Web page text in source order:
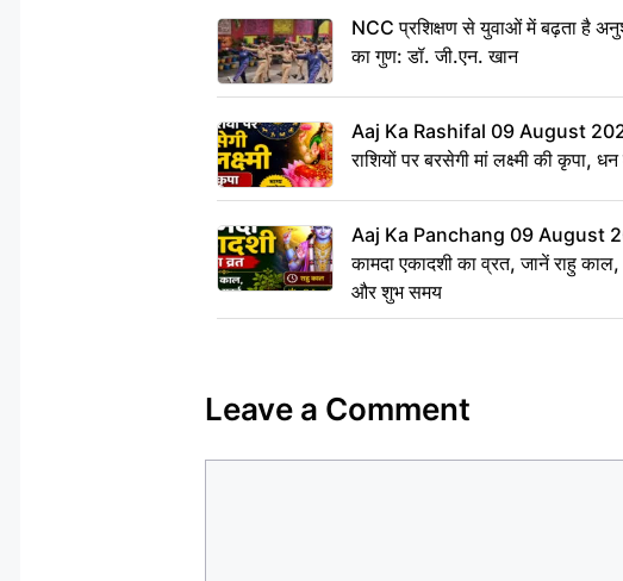
NCC प्रशिक्षण से युवाओं में बढ़ता है
का गुण: डॉ. जी.एन. खान
Aaj Ka Rashifal 09 August
राशियों पर बरसेगी मां लक्ष्मी की कृपा,
Aaj Ka Panchang 09 August
कामदा एकादशी का व्रत, जानें राहु काल,
और शुभ समय
Leave a Comment